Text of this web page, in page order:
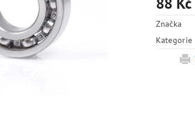
Značka
Kategorie